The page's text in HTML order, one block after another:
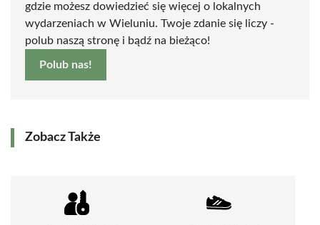
gdzie możesz dowiedzieć się więcej o lokalnych
wydarzeniach w Wieluniu. Twoje zdanie się liczy -
polub naszą stronę i bądź na bieżąco!
Polub nas!
Zobacz Także